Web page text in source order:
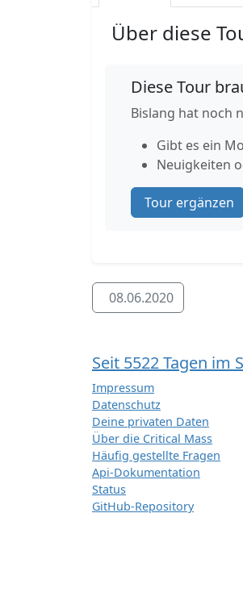
Über diese
Diese Tour
Bislang hat noch
Gibt es ein
Neuigkeiten
Tour ergänzen
08.06.2020
Seit 5522 Tagen im
Impressum
Datenschutz
Deine privaten Daten
Über die Critical Mass
Häufig gestellte Fragen
Api-Dokumentation
Status
GitHub-Repository